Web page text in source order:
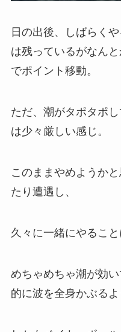
日の出後、しばらく
は残っているがなん
でポイント移動。
ただ、潮がタポタポ
は少々厳しい感じ。
このままやめようか
たり遭遇し、
久々に一緒にやること
めちゃめちゃ潮が効
的に波を全身かぶるよ